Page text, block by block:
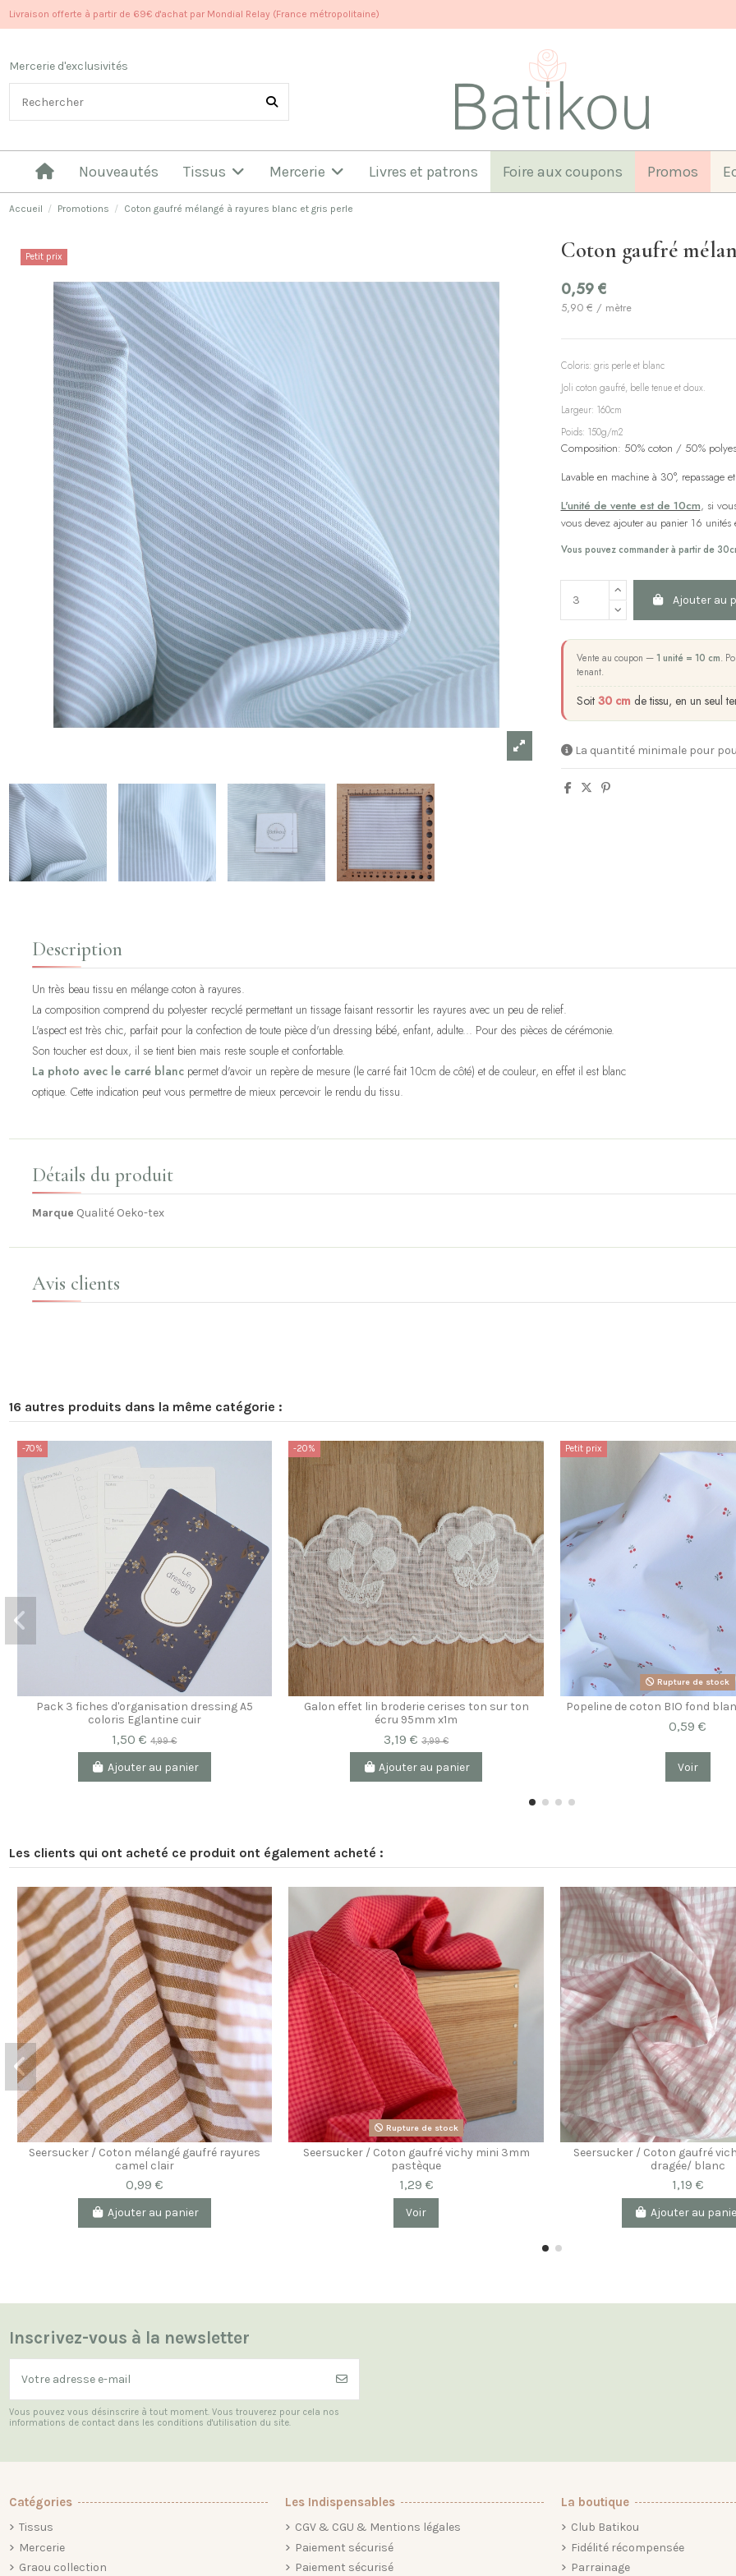
Livraison offerte à partir de 69€ d'achat par Mondial Relay (France métropolitaine)
Mercerie d'exclusivités
Nouveautés Tissus Mercerie Livres et patrons Foire aux coupons Promos
Accueil Promotions Coton gaufré mélangé à rayures blanc et gris perle
Petit prix Coton gaufré
0,59 €
5,90 € / mètre
Coloris: gris perle et blanc
Joli coton gaufré, belle tenue et doux.
Largeur: 160cm
Poids: 150g/m2
Composition: 50% coton / 50%
Lavable en machine à 30°, repassage
L'unité de vente est de 10cm, si
vous devez ajouter au panier 16
Vous pouvez commander à partir de
Ajouter au
Vente au coupon —1 unité = 10 cm.
tenant.
Soit 30 cm de tissu, en un seul
La quantité minimale pour
Description
Un très beau tissu en mélange coton à rayures.
La composition comprend du polyester recyclé permettant un tissage faisant ressortir les rayures avec un peu de relief.
L'aspect est très chic, parfait pour la confection de toute pièce d'un dressing bébé, enfant, adulte... Pour des pièces de cérémonie.
Son toucher est doux, il se tient bien mais reste souple et confortable.
La photo avec le carré blancpermet d'avoir un repère de mesure (le carré fait 10cm de côté) et de couleur, en effet il est blanc
optique. Cette indication peut vous permettre de mieux percevoir le rendu du tissu.
Détails du produit
Marque Qualité Oeko-tex
Avis clients
16 autres produits dans la même catégorie :
-70%
Pack 3 fiches d'organisation dressing A5
coloris Eglantine cuir
1,50 €4,99 €
Ajouter au panier
-20%
Galon effet lin broderie cerises ton sur ton
écru 95mm x1m
3,19 €3,99 €
Ajouter au panier
Petit prix
Rupture de stock
Popeline de coton BIO fond
0,59 €
Voir
Les clients qui ont acheté ce produit ont également acheté :
Seersucker / Coton mélangé gaufré rayures
camel clair
0,99 €
Ajouter au panier
Rupture de stock
Seersucker / Coton gaufré vichy mini 3mm
pastèque
1,29 €
Voir
Seersucker / Coton gaufré
dragée/ blanc
1,19 €
Ajouter au
Inscrivez-vous à la newsletter
Vous pouvez vous désinscrire à tout moment. Vous trouverez pour cela nos
informations de contact dans les conditions d'utilisation du site.
Catégories
Tissus
Mercerie
Graou collection
Les Indispensables
CGV & CGU & Mentions légales
Paiement sécurisé
Paiement sécurisé
La boutique
Club Batikou
Fidélité récompensée
Parrainage